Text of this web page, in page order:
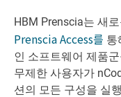
HBM Prenscia는 새
Prenscia Access를 통
인 소프트웨어 제품
무제한 사용자가
션의 모든 구성을 실